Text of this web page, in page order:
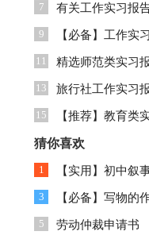
文集合六篇
7 有关工作实习报
文合集十篇
9 【必备】工作实
告模板锦集五篇
11 精选师范类实习
十篇
13 旅行社工作实习
四篇
15 【推荐】教育类
报告合集5篇
猜你喜欢
1 【实用】初中叙
文锦集六篇
3 【必备】写物的
300字合集十篇
5 劳动仲裁申请书